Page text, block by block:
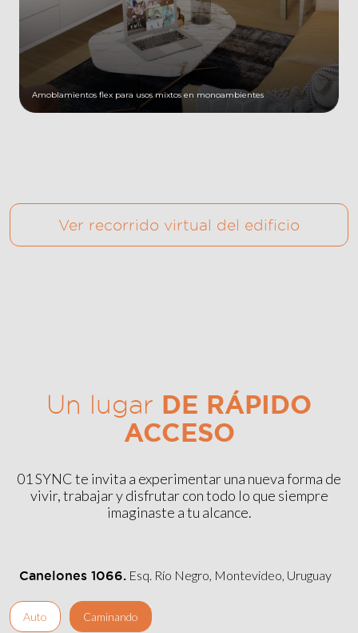
Amoblamientos flex para usos mixtos en monoambientes
Ver recorrido virtual del edificio
Un lugar DE RÁPIDO
ACCESO
01 SYNC te invita a experimentar una nueva forma de
vivir, trabajar y disfrutar con todo lo que siempre
imaginaste a tu alcance.
Auto Caminando
Canelones 1066. Esq. Río Negro, Montevideo, Uruguay